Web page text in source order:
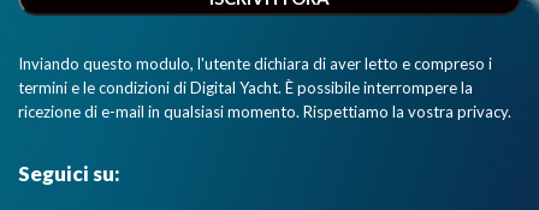
Inviando questo modulo, l'utente dichiara di aver letto e compreso i
termini e le condizioni di Digital Yacht. È possibile interrompere la
ricezione di e-mail in qualsiasi momento. Rispettiamo la vostra privacy.
Seguici su: